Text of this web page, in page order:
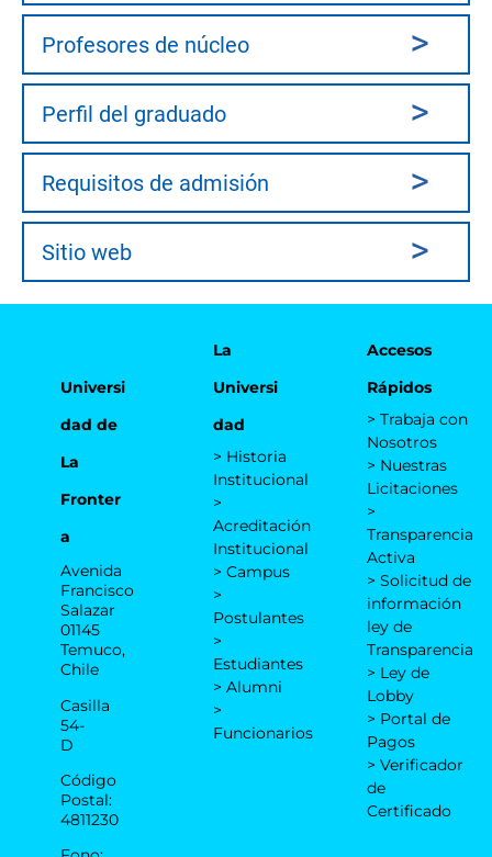
Profesores de núcleo
Perfil del graduado
Requisitos de admisión
Sitio web
Universi
dad de
La
Fronter
a
Avenida
Francisco
Salazar
01145
Temuco,
Chile
Casilla
54-
D
Código
Postal:
4811230
La
Universi
dad
> Historia
Institucional
>
Acreditación
Institucional
> Campus
>
Postulantes
>
Estudiantes
> Alumni
>
Funcionarios
Accesos
Rápidos
> Trabaja con
Nosotros
> Nuestras
Licitaciones
>
Transparencia
Activa
> Solicitud de
información
ley de
Transparencia
> Ley de
Lobby
> Portal de
Pagos
> Verificador
de
Certificado